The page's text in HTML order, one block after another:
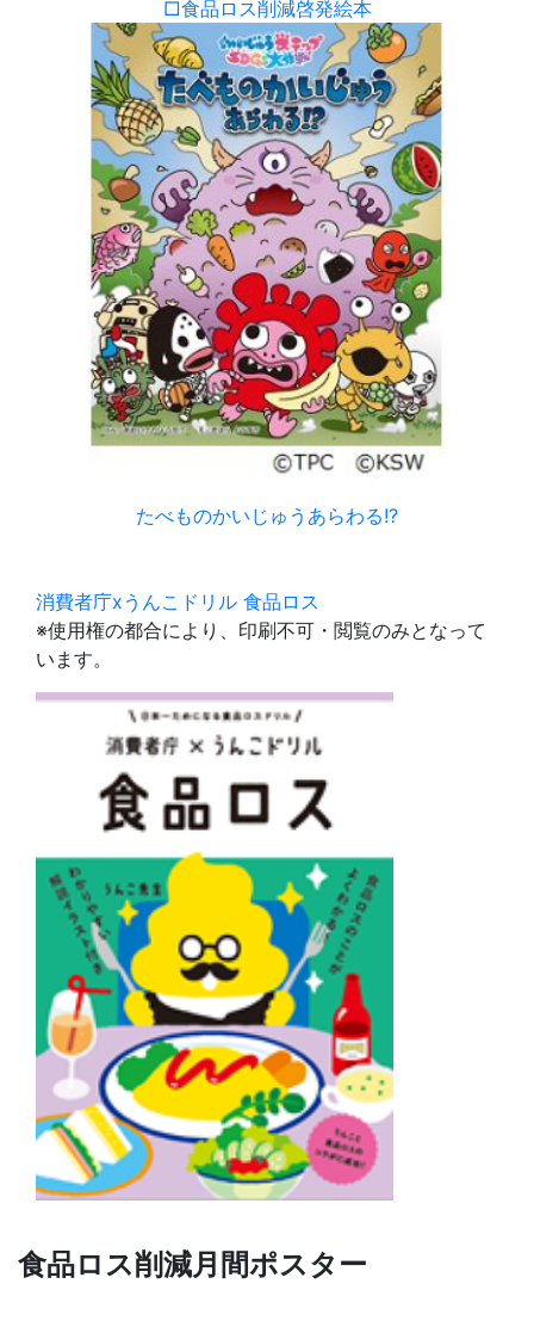
□食品ロス削減啓発絵本
たべものかいじゅうあらわる!?
消費者庁xうんこドリル 食品ロス
※使用権の都合により、印刷不可・閲覧のみとなって
います。
食品ロス削減月間ポスター